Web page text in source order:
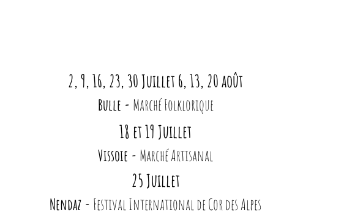
2, 9, 16, 23, 30 Juillet 6, 13, 20 août
Bulle - Marché Folklorique
25 Juillet
Nendaz - Festival International de Cor des Alpes
18 et 19 Juillet
Vissoie - Marché Artisanal